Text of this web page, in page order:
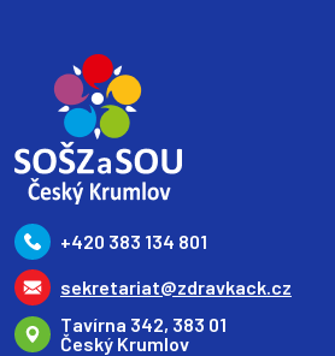
+420 383 134 801
sekretariat@zdravkack.cz
Tavírna 342, 383 01
Český Krumlov